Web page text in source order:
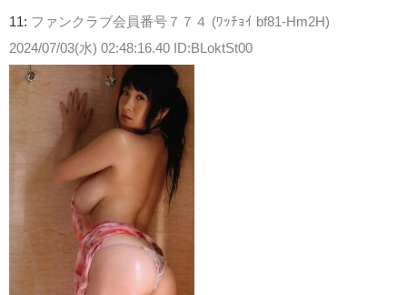
11: ファンクラブ会員番号７７４ (ﾜｯﾁｮｲ bf81-Hm2H)
2024/07/03(水) 02:48:16.40 ID:BLoktSt00